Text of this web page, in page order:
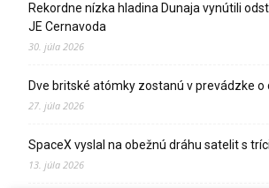
Rekordne nízka hladina Dunaja vynútili
JE Cernavoda
30. júla 2026
Dve britské atómky zostanú v prevádzke o
27. júla 2026
SpaceX vyslal na obežnú dráhu satelit s
13. júla 2026